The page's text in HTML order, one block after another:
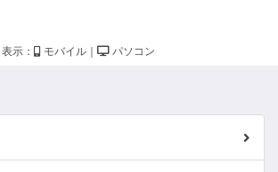
表示： モバイル ｜ パソコン